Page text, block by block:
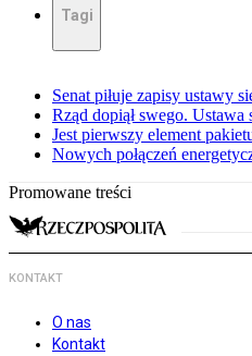
Tagi
Senat piłuje zapisy ustawy
Rząd dopiął swego.
Jest pierwszy element
Nowych połączeń
Promowane treści
KONTAKT
O nas
Kontakt